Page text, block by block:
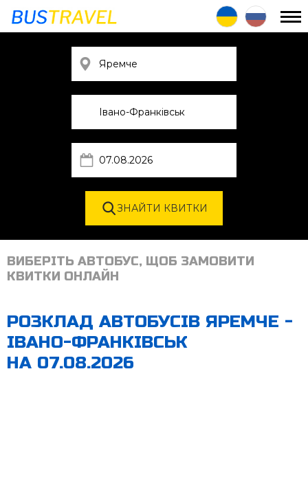
ВИБЕРІТЬ АВТОБУС, ЩОБ ЗАМОВИТИ
КВИТКИ ОНЛАЙН
РОЗКЛАД АВТОБУСІВ ЯРЕМЧЕ -
ІВАНО-ФРАНКІВСЬК
НА 07.08.2026